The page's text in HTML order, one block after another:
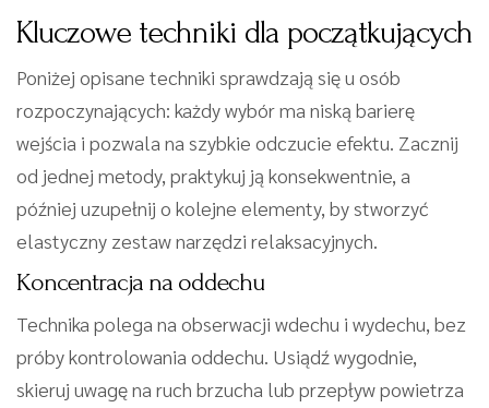
Kluczowe techniki dla początkujących
Poniżej opisane techniki sprawdzają się u osób
rozpoczynających: każdy wybór ma niską barierę
wejścia i pozwala na szybkie odczucie efektu. Zacznij
od jednej metody, praktykuj ją konsekwentnie, a
później uzupełnij o kolejne elementy, by stworzyć
elastyczny zestaw narzędzi relaksacyjnych.
Koncentracja na oddechu
Technika polega na obserwacji wdechu i wydechu, bez
próby kontrolowania oddechu. Usiądź wygodnie,
skieruj uwagę na ruch brzucha lub przepływ powietrza